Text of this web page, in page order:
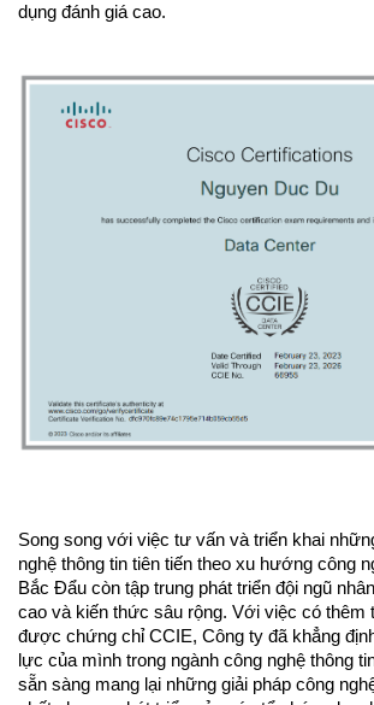
dụng đánh giá cao.
Song song với việc tư vấn và triển khai
nghệ thông tin tiên tiến theo xu hướng công
Bắc Đẩu còn tập trung phát triển đội ngũ
cao và kiến thức sâu rộng. Với việc có thêm
được chứng chỉ CCIE, Công ty đã khẳng
lực của mình trong ngành công nghệ thông
sẵn sàng mang lại những giải pháp công